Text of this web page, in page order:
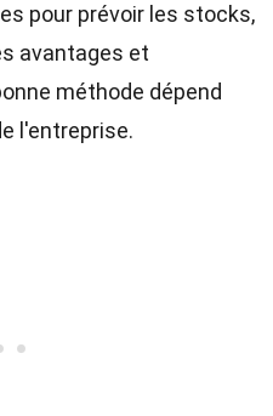
pour prévoir les stocks,
avantages et
méthode dépend
l'entreprise.